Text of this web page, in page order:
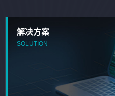
解决方案
SOLUTION